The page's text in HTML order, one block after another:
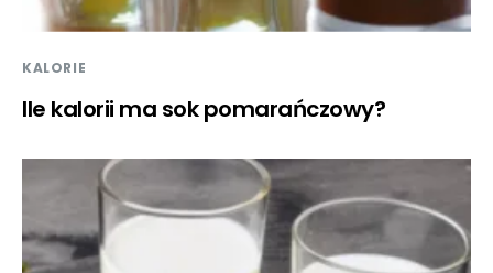
KALORIE
Ile kalorii ma sok pomarańczowy?